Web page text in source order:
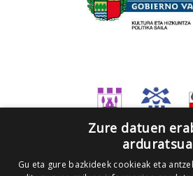
Zure datuen
arduratsua
Gu eta gure bazkideek cookieak eta